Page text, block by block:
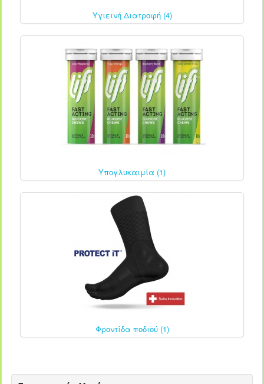
Υγιεινή Διατροφή (4)
Υπογλυκαιμία (1)
Φροντίδα ποδιού (1)